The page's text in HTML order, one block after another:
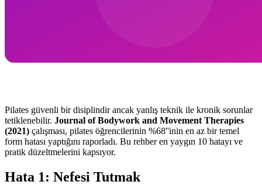
Pilates güvenli bir disiplindir ancak yanlış teknik ile kronik sorunlar
tetiklenebilir. Journal of Bodywork and Movement Therapies
(2021) çalışması, pilates öğrencilerinin %68''inin en az bir temel
form hatası yaptığını raporladı. Bu rehber en yaygın 10 hatayı ve
pratik düzeltmelerini kapsıyor.
Hata 1: Nefesi Tutmak